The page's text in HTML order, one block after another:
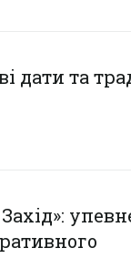
дати та